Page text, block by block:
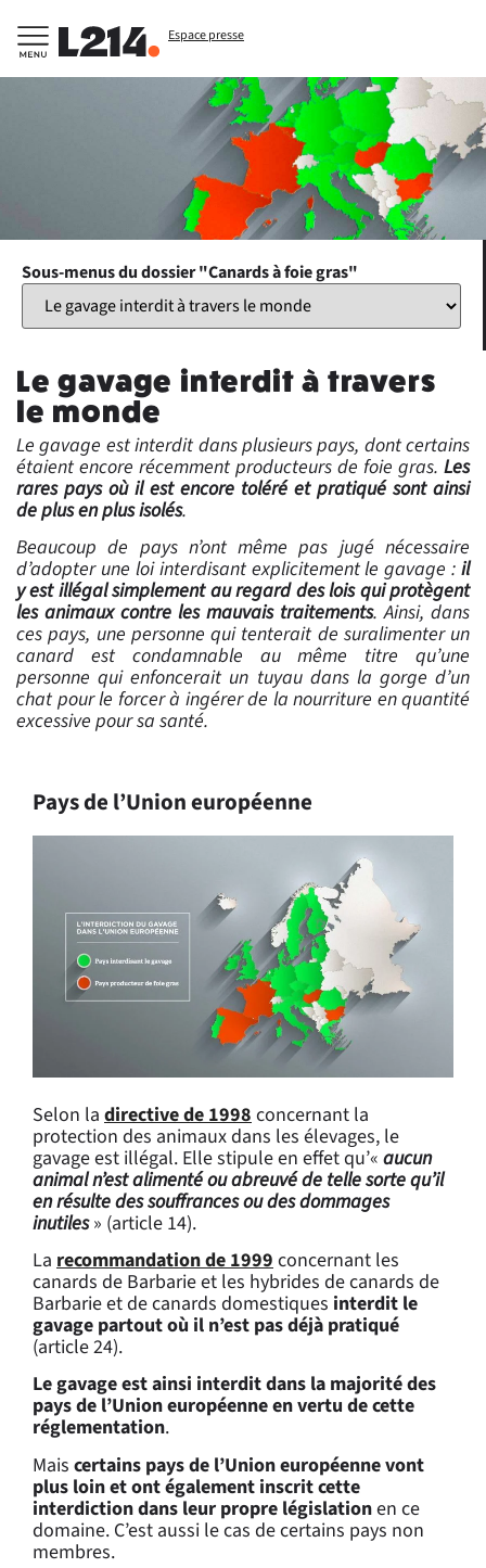
Espace presse
Sous-menus du dossier "Canards à foie gras"
Le gavage interdit à travers
le monde
Le gavage est interdit dans plusieurs pays, dont certains
étaient encore récemment producteurs de foie gras. Les
rares pays où il est encore toléré et pratiqué sont ainsi
de plus en plus isolés.
Beaucoup de pays n’ont même pas jugé nécessaire
d’adopter une loi interdisant explicitement le gavage : il
y est illégal simplement au regard des lois qui protègent
les animaux contre les mauvais traitements. Ainsi, dans
ces pays, une personne qui tenterait de suralimenter un
canard est condamnable au même titre qu’une
personne qui enfoncerait un tuyau dans la gorge d’un
chat pour le forcer à ingérer de la nourriture en quantité
excessive pour sa santé.
Pays de l’Union européenne
Selon la directive de 1998 concernant la
protection des animaux dans les élevages, le
gavage est illégal. Elle stipule en effet qu’« aucun
animal n’est alimenté ou abreuvé de telle sorte qu’il
en résulte des souffrances ou des dommages
inutiles» (article 14).
La recommandation de 1999concernant les
canards de Barbarie et les hybrides de canards de
Barbarie et de canards domestiques interdit le
gavage partout où il n’est pas déjà pratiqué
(article 24).
Le gavage est ainsi interdit dans la majorité des
pays de l’Union européenne en vertu de cette
réglementation.
Mais certains pays de l’Union européenne vont
plus loin et ont également inscrit cette
interdiction dans leur propre législationen ce
domaine. C’est aussi le cas de certains pays non
membres.